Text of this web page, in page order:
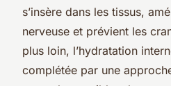
s’insère dans les tissus,
nerveuse et prévient les
plus loin, l’hydratation
complétée par une